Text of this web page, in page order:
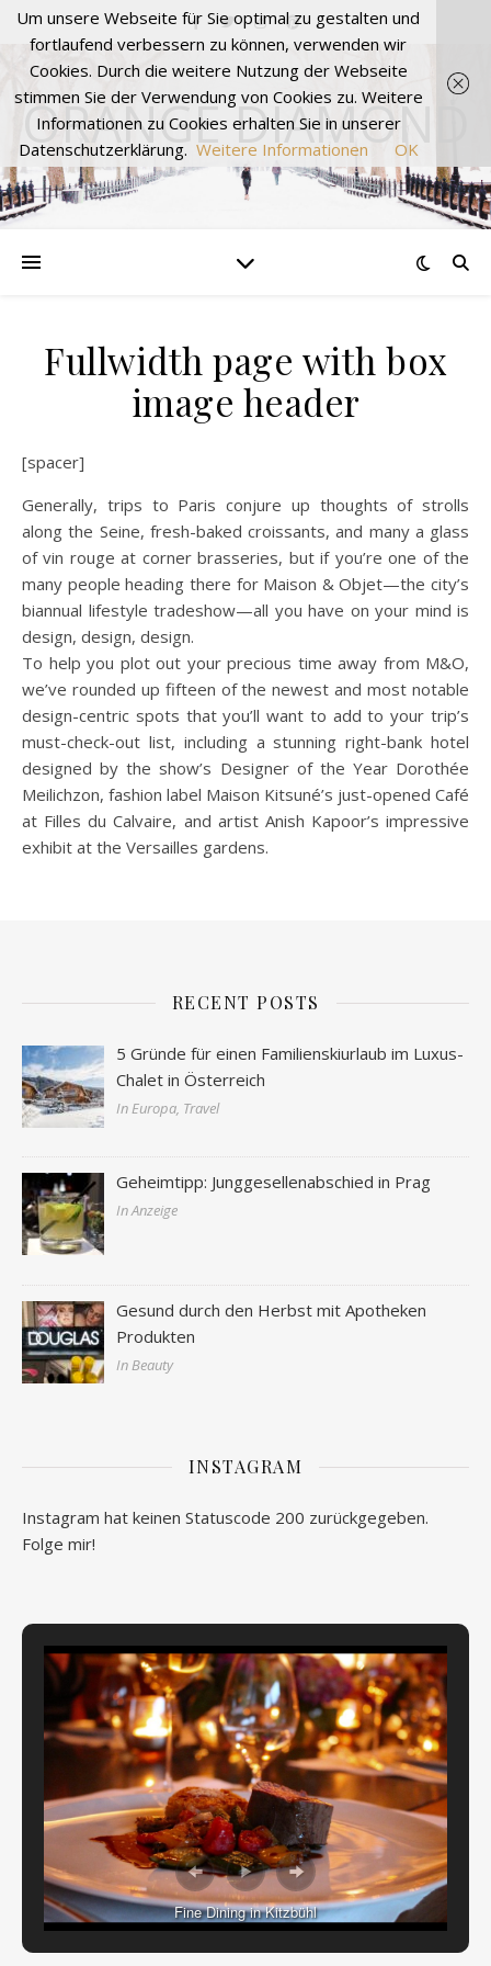
ORANGE DIAMOND
Fullwidth page with box
image header
[spacer]
Generally, trips to Paris conjure up thoughts of strolls
along the Seine, fresh-baked croissants, and many a glass
of vin rouge at corner brasseries, but if you’re one of the
many people heading there for Maison & Objet—the city’s
biannual lifestyle tradeshow—all you have on your mind is
design, design, design.
To help you plot out your precious time away from M&O,
we’ve rounded up fifteen of the newest and most notable
design-centric spots that you’ll want to add to your trip’s
must-check-out list, including a stunning right-bank hotel
designed by the show’s Designer of the Year Dorothée
Meilichzon, fashion label Maison Kitsuné’s just-opened Café
at Filles du Calvaire, and artist Anish Kapoor’s impressive
exhibit at the Versailles gardens.
RECENT POSTS
5 Gründe für einen Familienskiurlaub im Luxus-
Chalet in Österreich
In Europa, Travel
Geheimtipp: Junggesellenabschied in Prag
In Anzeige
Gesund durch den Herbst mit Apotheken
Produkten
In Beauty
INSTAGRAM
Instagram hat keinen Statuscode 200 zurückgegeben.
Folge mir!
Fine Dining in Kitzbühl
Um unsere Webseite für Sie optimal zu gestalten und
fortlaufend verbessern zu können, verwenden wir
Cookies. Durch die weitere Nutzung der Webseite
stimmen Sie der Verwendung von Cookies zu. Weitere
Informationen zu Cookies erhalten Sie in unserer
Datenschutzerklärung. Weitere Informationen OK